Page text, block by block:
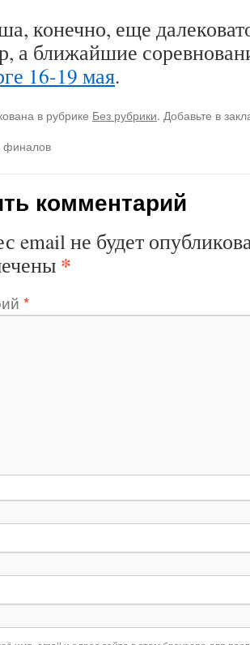
конечно, еще
а ближайшие
16-19 мая.
в рубрике Без рубрики. Добавьте в
финалов
комментарий
email не будет
*
*